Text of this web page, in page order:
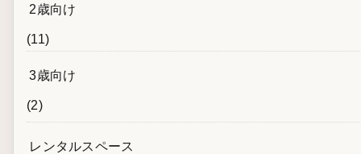
2歳向け
(11)
3歳向け
(2)
レンタルスペース